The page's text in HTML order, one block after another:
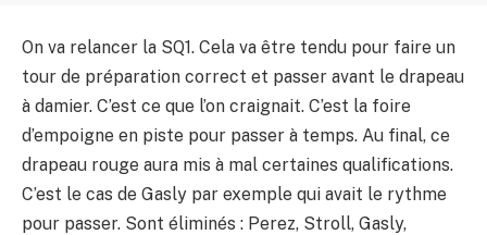
On va relancer la SQ1. Cela va être tendu pour faire un
tour de préparation correct et passer avant le drapeau
à damier. C’est ce que l’on craignait. C’est la foire
d’empoigne en piste pour passer à temps. Au final, ce
drapeau rouge aura mis à mal certaines qualifications.
C’est le cas de Gasly par exemple qui avait le rythme
pour passer. Sont éliminés : Perez, Stroll, Gasly,